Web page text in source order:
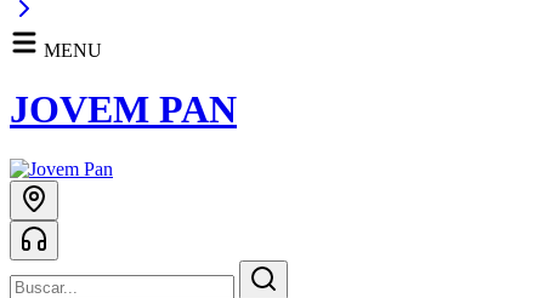
MENU
JOVEM PAN